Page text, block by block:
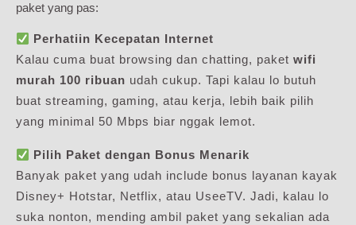
paket yang pas:
Perhatiin Kecepatan Internet
Kalau cuma buat browsing dan chatting, paket wifi
murah 100 ribuan udah cukup. Tapi kalau lo butuh
buat streaming, gaming, atau kerja, lebih baik pilih
yang minimal 50 Mbps biar nggak lemot.
Pilih Paket dengan Bonus Menarik
Banyak paket yang udah include bonus layanan kayak
Disney+ Hotstar, Netflix, atau UseeTV. Jadi, kalau lo
suka nonton, mending ambil paket yang sekalian ada